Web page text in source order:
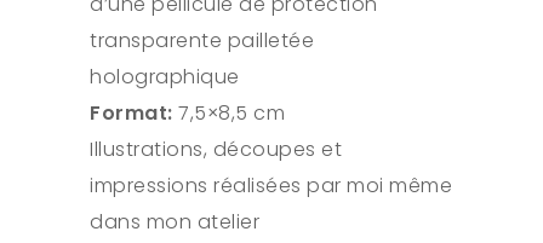
transparente pailletée
holographique
Format:7,5×8,5 cm
Illustrations, découpes et
impressions réalisées par moi même
dans mon atelier